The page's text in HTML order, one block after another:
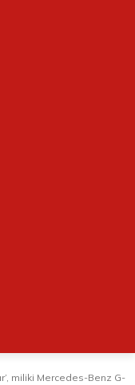
miliki Mercedes-Benz G-